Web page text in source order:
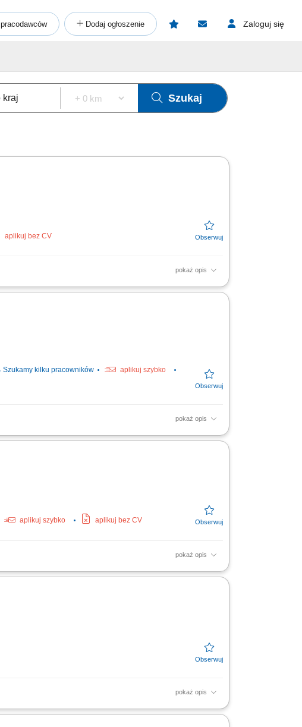
Dodaj ogłoszenie Zaloguj się
Szukaj
aplikuj bez CV
pokaż opis
Współpraca z brygadą budowlaną na
Szukamy kilku pracowników
aplikuj szybko
pokaż opis
wykopów pod sieci wodno-kanalizacyjne,
aplikuj szybko aplikuj bez CV
pokaż opis
dokumentacją i poleceniami przełożonego. Wsparcie
pokaż opis
przepisami i zasadami BHP. Dbanie o